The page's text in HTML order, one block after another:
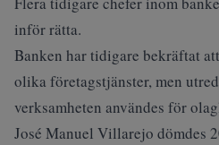
inför rätta.
Banken har tidigare bekräftat
olika företagstjänster, men
verksamheten användes för
José Manuel Villarejo dömdes